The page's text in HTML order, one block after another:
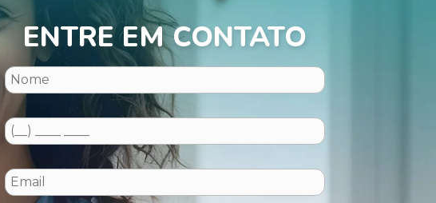
ENTRE EM CONTATO